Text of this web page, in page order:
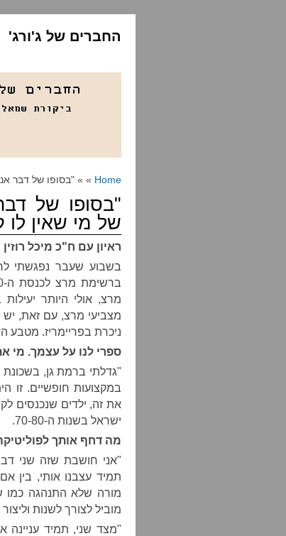
החברים של ג'ורג'
Home » » "בסופו של דבר
"בסופו של
של מי שאין לו
ראיון עם ח"כ מיכל רוזין
בשבוע שעבר נפגשתי
מרצ, אולי היותר
מצביעי מרצ, עם זאת, יש
ניכרת בפריימריז. מטבע
ספרי לנו על עצמך. מי
"גדלתי ברמת גן,
במקצועות חופשיים. זו
את זה, ילדים שנכנסים
ישראל בשנות ה-70-80.
מה דחף אותך
"אני חושבת שזה שני
תמיד עצבנו אותי, בין
מורה שלא התנהגה כמו
מוביל לצורך לשנות
"מצד שני, תמיד עניינה